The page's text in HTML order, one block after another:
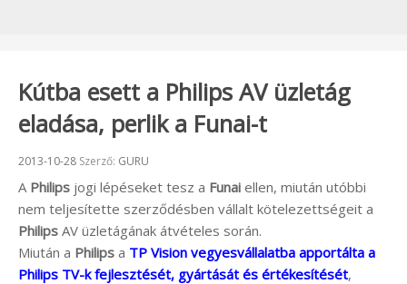
Kútba esett a Philips AV üzletág
eladása, perlik a Funai-t
Beküldve:
2013-10-28 Szerző: GURU
A Philips jogi lépéseket tesz a Funai ellen, miután utóbbi
nem teljesítette szerződésben vállalt kötelezettségeit a
Philips AV üzletágának átvételes során.
Miután a Philips a TP Vision vegyesvállalatba apportálta a
Philips TV-k fejlesztését, gyártását és értékesítését,